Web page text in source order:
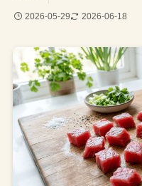
2026-05-29 2026-06-18